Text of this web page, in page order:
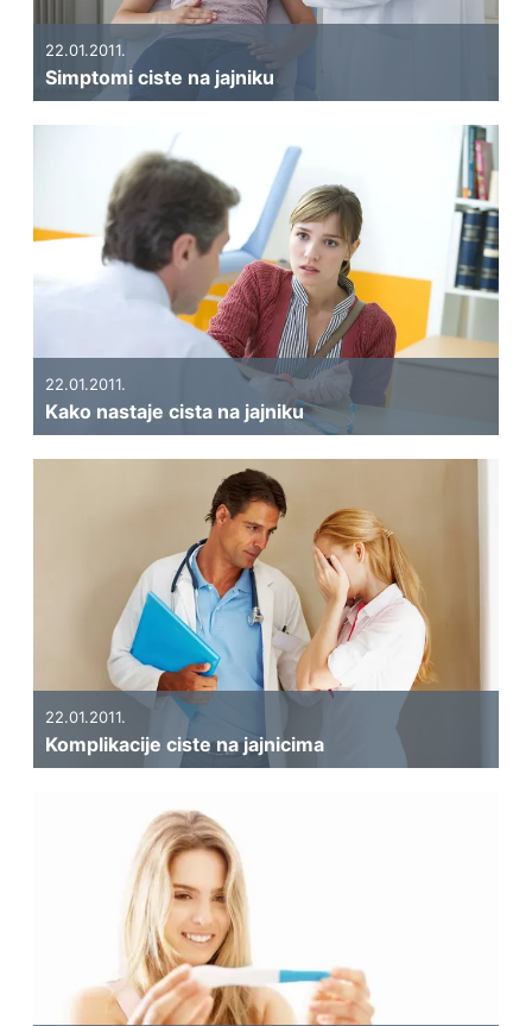
22.01.2011.
Simptomi ciste na jajniku
22.01.2011.
Kako nastaje cista na jajniku
22.01.2011.
Komplikacije ciste na jajnicima